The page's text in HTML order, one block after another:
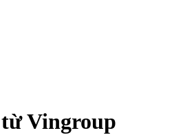
Vingroup